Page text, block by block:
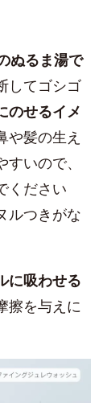
ぬるま湯で
してゴシゴ
のせるイメ
や髪の生え
いので、
ください
ルつきがな
に吸わせる
擦を与えに